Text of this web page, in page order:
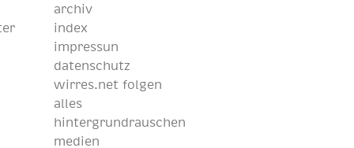
archiv
index
impressun
datenschutz
wirres.net folgen
alles
hintergrundrauschen
medien